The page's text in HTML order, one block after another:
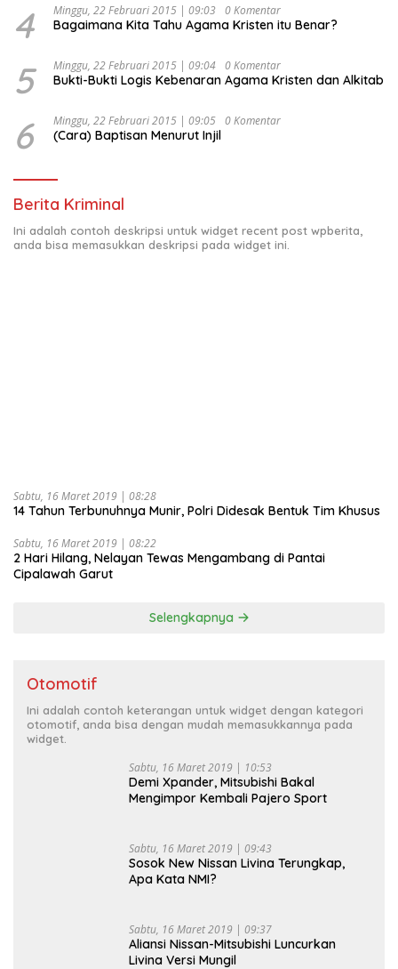
4 Minggu, 22 Februari 2015 | 09:03 0 Komentar
Bagaimana Kita Tahu Agama Kristen itu Benar?
5 Minggu, 22 Februari 2015 | 09:04 0 Komentar
Bukti-Bukti Logis Kebenaran Agama Kristen dan Alkitab
6 Minggu, 22 Februari 2015 | 09:05 0 Komentar
(Cara) Baptisan Menurut Injil
Berita Kriminal
Ini adalah contoh deskripsi untuk widget recent post wpberita,
anda bisa memasukkan deskripsi pada widget ini.
Sabtu, 16 Maret 2019 | 08:28
14 Tahun Terbunuhnya Munir, Polri Didesak Bentuk Tim Khusus
Sabtu, 16 Maret 2019 | 08:22
2 Hari Hilang, Nelayan Tewas Mengambang di Pantai
Cipalawah Garut
Selengkapnya
Otomotif
Ini adalah contoh keterangan untuk widget dengan kategori
otomotif, anda bisa dengan mudah memasukkannya pada
widget.
Sabtu, 16 Maret 2019 | 10:53
Demi Xpander, Mitsubishi Bakal
Mengimpor Kembali Pajero Sport
Sabtu, 16 Maret 2019 | 09:43
Sosok New Nissan Livina Terungkap,
Apa Kata NMI?
Sabtu, 16 Maret 2019 | 09:37
Aliansi Nissan-Mitsubishi Luncurkan
Livina Versi Mungil